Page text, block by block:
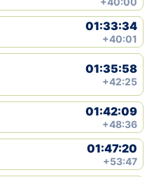
01:33:34
+40:01
01:35:58
+42:25
01:42:09
+48:36
01:47:20
+53:47